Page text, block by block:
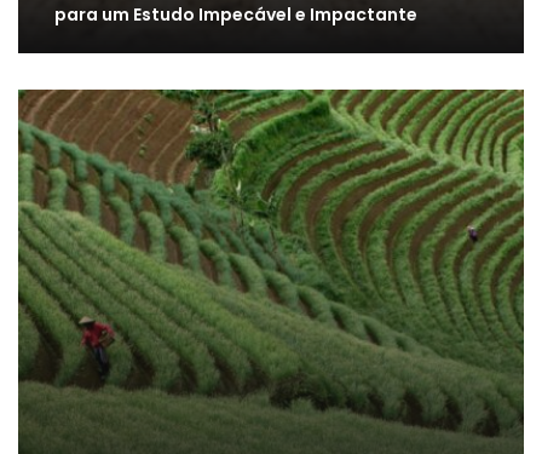
para um Estudo Impecável e Impactante